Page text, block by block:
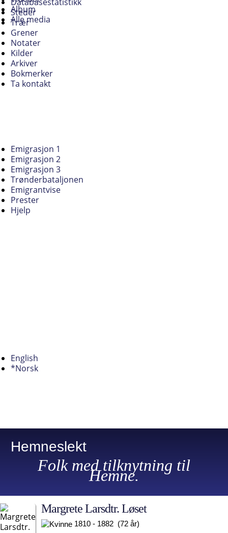
Album
Alle media
Steder
Trær
Grener
Notater
Kilder
Arkiver
Bokmerker
Ta kontakt
Emigrasjon 1
Emigrasjon 2
Emigrasjon 3
Trønderbataljonen
Emigrantvise
Prester
Hjelp
English
*Norsk
Hemneslekt
Folk med tilknytning til
Hemne.
Margrete Larsdtr. Løset
1810 - 1882 (72 år)